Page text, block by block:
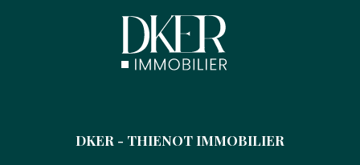
DKER - THIENOT IMMOBILIER